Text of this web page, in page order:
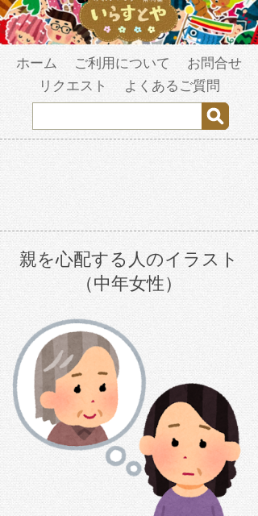
ホーム ご利用について
お問合せ
リクエスト
よくあるご質問
親を心配する人のイラスト
（中年女性）